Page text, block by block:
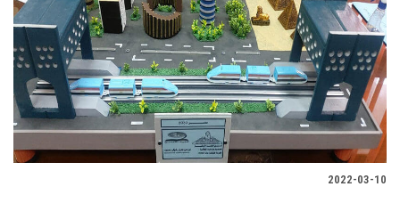
2022-03-10